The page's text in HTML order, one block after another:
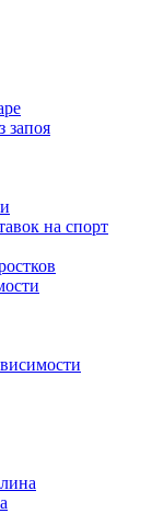
запоя
на спорт